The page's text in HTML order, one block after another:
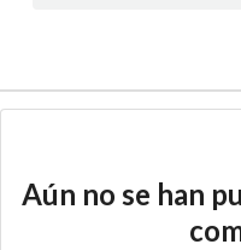
Aún no se han